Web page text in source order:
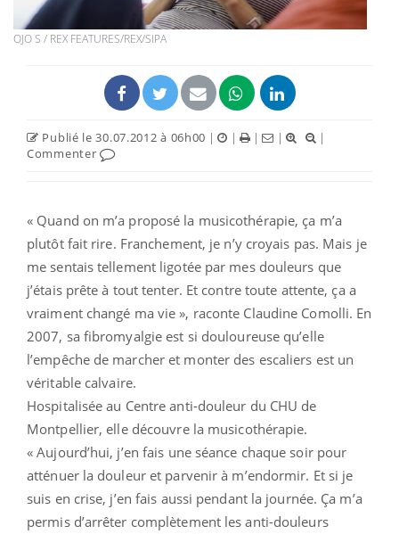
OJO S / REX FEATURES/REX/SIPA
Publié le 30.07.2012 à 06h00 | | | |
|
Commenter
« Quand on m’a proposé la musicothérapie, ça m’a
plutôt fait rire. Franchement, je n’y croyais pas. Mais je
me sentais tellement ligotée par mes douleurs que
j’étais prête à tout tenter. Et contre toute attente, ça a
vraiment changé ma vie », raconte Claudine Comolli. En
2007, sa fibromyalgie est si douloureuse qu’elle
l’empêche de marcher et monter des escaliers est un
véritable calvaire.
Hospitalisée au Centre anti-douleur du CHU de
Montpellier, elle découvre la musicothérapie.
« Aujourd’hui, j’en fais une séance chaque soir pour
atténuer la douleur et parvenir à m’endormir. Et si je
suis en crise, j’en fais aussi pendant la journée. Ça m’a
permis d’arrêter complètement les anti-douleurs